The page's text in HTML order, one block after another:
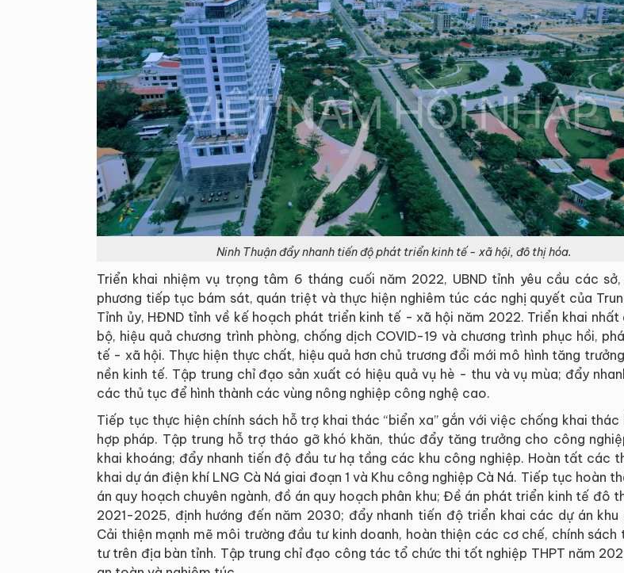
Ninh Thuận đẩy nhanh tiến độ phát triển kinh tế - xã hội, đô thị hóa.
Triển khai nhiệm vụ trọng tâm 6 tháng cuối năm 2022, UBND tỉnh yêu cầu các sở,
phương tiếp tục bám sát, quán triệt và thực hiện nghiêm túc các nghị quyết của
Tỉnh ủy, HĐND tỉnh về kế hoạch phát triển kinh tế - xã hội năm 2022. Triển khai nhất
bộ, hiệu quả chương trình phòng, chống dịch COVID-19 và chương trình phục hồi,
tế - xã hội. Thực hiện thực chất, hiệu quả hơn chủ trương đổi mới mô hình tăng
nền kinh tế. Tập trung chỉ đạo sản xuất có hiệu quả vụ hè - thu và vụ mùa; đẩy
các thủ tục để hình thành các vùng nông nghiệp công nghệ cao.
Tiếp tục thực hiện chính sách hỗ trợ khai thác “biển xa” gắn với việc chống khai thác
hợp pháp. Tập trung hỗ trợ tháo gỡ khó khăn, thúc đẩy tăng trưởng cho công
khai khoáng; đẩy nhanh tiến độ đầu tư hạ tầng các khu công nghiệp. Hoàn tất các
khai dự án điện khí LNG Cà Ná giai đoạn 1 và Khu công nghiệp Cà Ná. Tiếp tục hoàn
án quy hoạch chuyên ngành, đồ án quy hoạch phân khu; Đề án phát triển kinh tế đô
2021-2025, định hướng đến năm 2030; đẩy nhanh tiến độ triển khai các dự án
Cải thiện mạnh mẽ môi trường đầu tư kinh doanh, hoàn thiện các cơ chế, chính sách
tư trên địa bàn tỉnh. Tập trung chỉ đạo công tác tổ chức thi tốt nghiệp THPT năm